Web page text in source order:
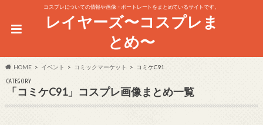
コスプレについての情報や画像・ポートレートをまとめているサイトです。
レイヤーズ〜コスプレま
とめ〜
HOME イベント コミックマーケット コミケC91
CATEGORY
「コミケC91」コスプレ画像まとめ一覧